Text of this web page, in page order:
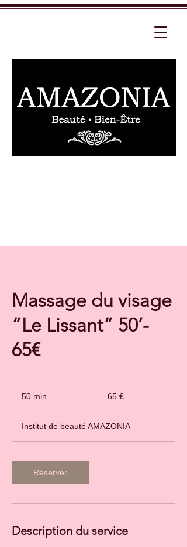
Massage du visage
“Le Lissant” 50’-
65€
50 min
n
65 €
Institut de beauté AMAZONIA
Réserver
Description du service